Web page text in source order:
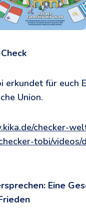
erkundet für euch
Union.
checker-
tobi/videos/
Eine